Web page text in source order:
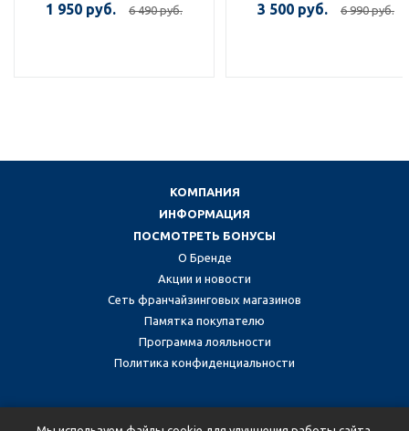
1 950 руб. 6 490 руб. 3 500 руб. 6 990 руб.
КОМПАНИЯ
ИНФОРМАЦИЯ
ПОСМОТРЕТЬ БОНУСЫ
О Бренде
Акции и новости
Сеть франчайзинговых магазинов
Памятка покупателю
Программа лояльности
Политика конфиденциальности
Присоединяйтесь к нам в социальных сетях: